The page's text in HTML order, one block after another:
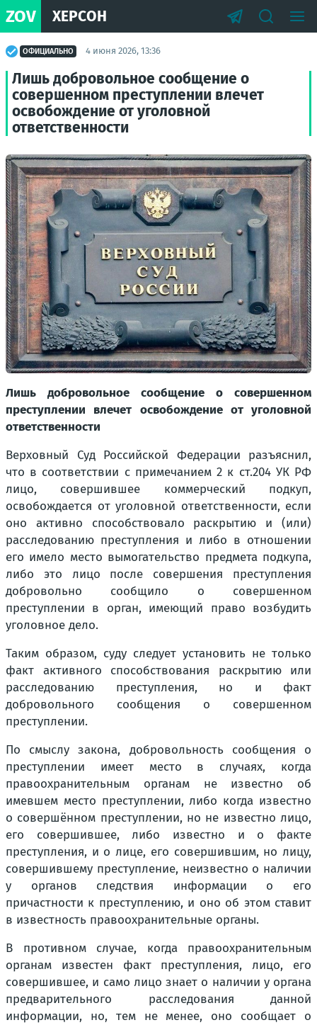
ZOV ХЕРСОН
ОФИЦИАЛЬНО 4 июня 2026, 13:36
Лишь добровольное сообщение о
совершенном преступлении влечет
освобождение от уголовной
ответственности
Лишь добровольное сообщение о совершенном
преступлении влечет освобождение от уголовной
ответственности
Верховный Суд Российской Федерации разъяснил,
что в соответствии с примечанием 2 к ст.204 УК РФ
лицо, совершившее коммерческий подкуп,
освобождается от уголовной ответственности, если
оно активно способствовало раскрытию и (или)
расследованию преступления и либо в отношении
его имело место вымогательство предмета подкупа,
либо это лицо после совершения преступления
добровольно сообщило о совершенном
преступлении в орган, имеющий право возбудить
уголовное дело.
Таким образом, суду следует установить не только
факт активного способствования раскрытию или
расследованию преступления, но и факт
добровольного сообщения о совершенном
преступлении.
По смыслу закона, добровольность сообщения о
преступлении имеет место в случаях, когда
правоохранительным органам не известно об
имевшем место преступлении, либо когда известно
о совершённом преступлении, но не известно лицо,
его совершившее, либо известно и о факте
преступления, и о лице, его совершившим, но лицу,
совершившему преступление, неизвестно о наличии
у органов следствия информации о его
причастности к преступлению, и оно об этом ставит
в известность правоохранительные органы.
В противном случае, когда правоохранительным
органам известен факт преступления, лицо, его
совершившее, и само лицо знает о наличии у органа
предварительного расследования данной
информации, но, тем не менее, оно сообщает о